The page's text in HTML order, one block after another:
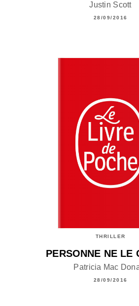
Justin Scott
28/09/2016
THRILLER
PERSONNE NE LE
Patricia Mac
28/09/2016